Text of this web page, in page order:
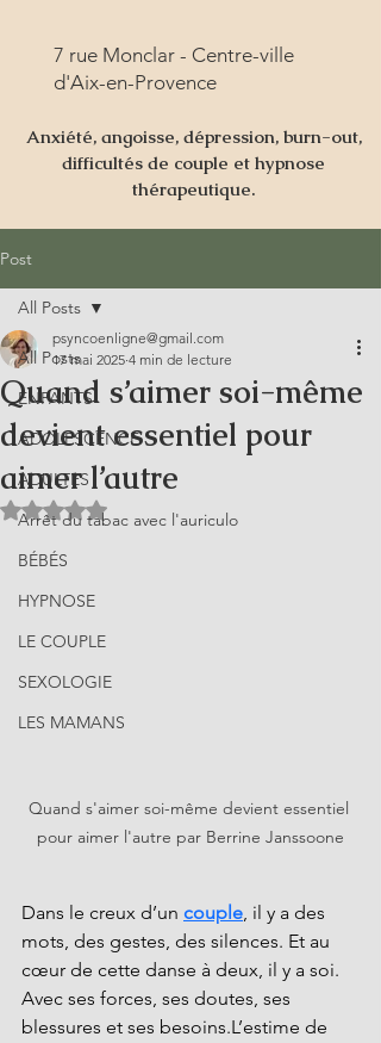
7 rue Monclar - Centre-ville
d'Aix-en-Provence
Anxiété, angoisse, dépression, burn-out,
difficultés de couple et hypnose
thérapeutique.
Post
All Posts
ENFANTS
ADOLESCENCE
ADULTES
Arrêt du tabac avec l'auriculo
BÉBÉS
HYPNOSE
LE COUPLE
SEXOLOGIE
LES MAMANS
All Posts
Quand s’aimer soi-même
devient essentiel pour
aimer l’autre
psyncoenligne@gmail.com
17 mai 2025 4 min de lecture
Noté NaN étoiles sur 5.
Quand s'aimer soi-même devient essentiel
pour aimer l'autre par Berrine Janssoone
Dans le creux d’un couple, il y a des
mots, des gestes, des silences. Et au
cœur de cette danse à deux, il y a soi.
Avec ses forces, ses doutes, ses
blessures et ses besoins.L’estime de